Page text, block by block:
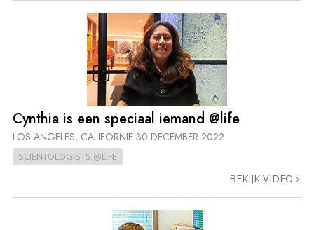
Cynthia is een speciaal iemand @life
LOS ANGELES, CALIFORNIË 30 DECEMBER 2022
SCIENTOLOGISTS @LIFE
BEKIJK VIDEO